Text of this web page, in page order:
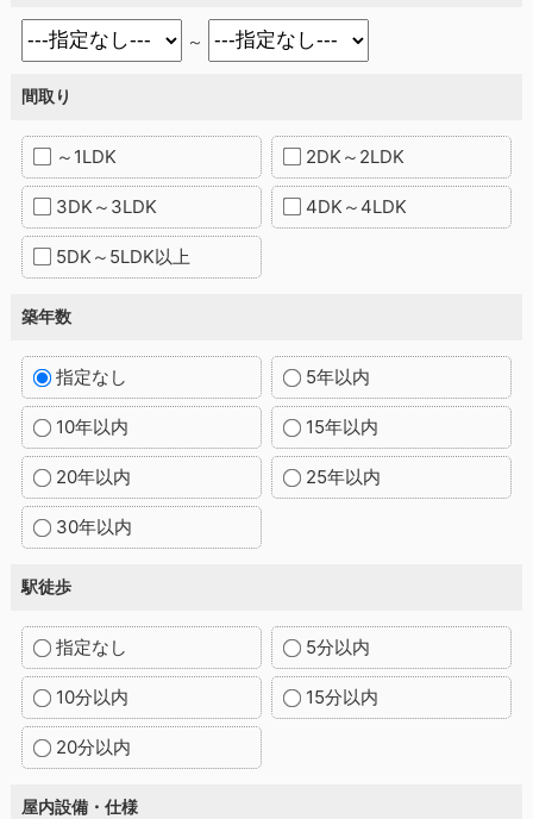
～
間取り
～1LDK 2DK～2LDK
3DK～3LDK 4DK～4LDK
5DK～5LDK以上
築年数
指定なし 5年以内
10年以内 15年以内
20年以内 25年以内
30年以内
駅徒歩
指定なし 5分以内
10分以内 15分以内
20分以内
屋内設備・仕様